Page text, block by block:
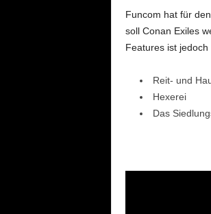
Funcom hat für
soll Conan Exiles
Features ist
Reit- und
Hexerei
Das